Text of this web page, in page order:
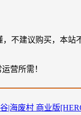
不建议购买，本站
营所需！
|海废村 商业版